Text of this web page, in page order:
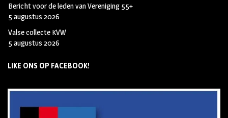
Bericht voor de leden van Vereniging 55+
5 augustus 2026
Valse collecte KVW
5 augustus 2026
LIKE ONS OP FACEBOOK!